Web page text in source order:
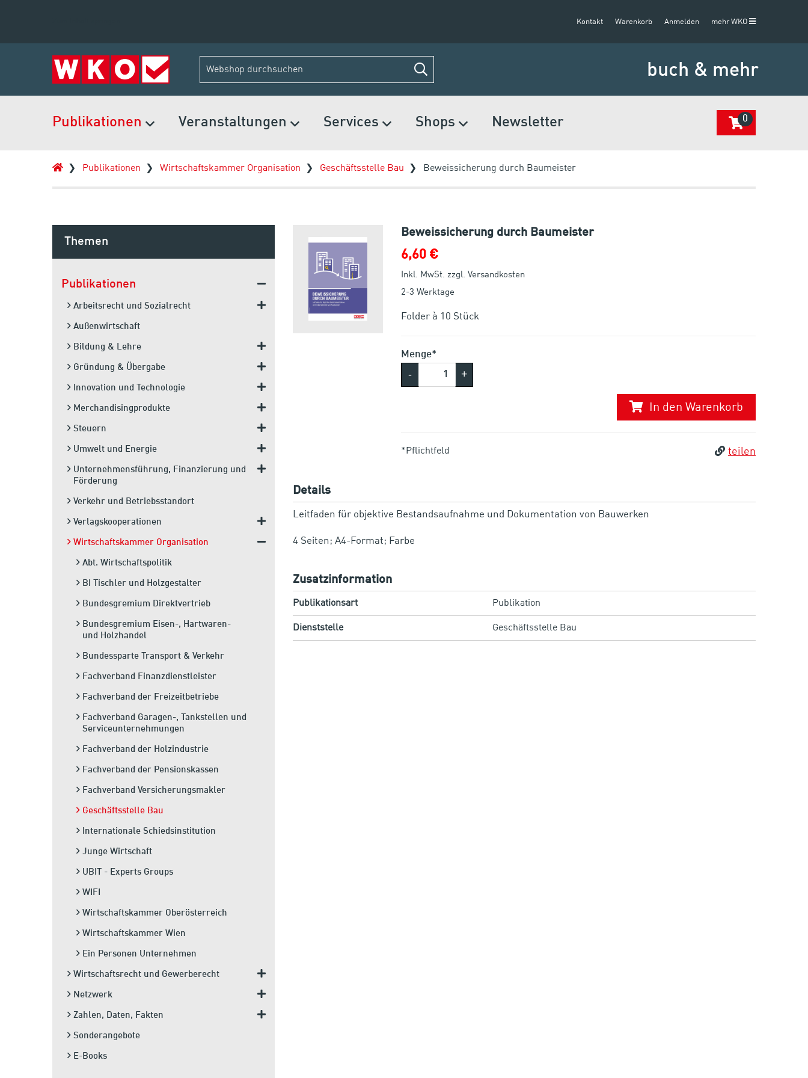
Kontakt Warenkorb Anmelden mehr WKO
buch & mehr
Publikationen Veranstaltungen Services Shops Newsletter 0
Publikationen Wirtschaftskammer Organisation Geschäftsstelle Bau Beweissicherung durch Baumeister
Themen
Publikationen
Arbeitsrecht und Sozialrecht
Außenwirtschaft
Bildung & Lehre
Gründung & Übergabe
Innovation und Technologie
Merchandisingprodukte
Steuern
Umwelt und Energie
Unternehmensführung, Finanzierung und
Förderung
Verkehr und Betriebsstandort
Verlagskooperationen
Wirtschaftskammer Organisation
Abt. Wirtschaftspolitik
BI Tischler und Holzgestalter
Bundesgremium Direktvertrieb
Bundesgremium Eisen-, Hartwaren-
und Holzhandel
Bundessparte Transport & Verkehr
Fachverband Finanzdienstleister
Fachverband der Freizeitbetriebe
Fachverband Garagen-, Tankstellen und
Serviceunternehmungen
Fachverband der Holzindustrie
Fachverband der Pensionskassen
Fachverband Versicherungsmakler
Geschäftsstelle Bau
Internationale Schiedsinstitution
Junge Wirtschaft
UBIT - Experts Groups
WIFI
Wirtschaftskammer Oberösterreich
Wirtschaftskammer Wien
Ein Personen Unternehmen
Wirtschaftsrecht und Gewerberecht
Netzwerk
Zahlen, Daten, Fakten
Sonderangebote
E-Books
Beweissicherung durch Baumeister
6,60 €
Inkl. MwSt. zzgl. Versandkosten
2-3 Werktage
Folder à 10 Stück
Menge*
- +
In den Warenkorb
*Pflichtfeld teilen
Details
Leitfaden für objektive Bestandsaufnahme und Dokumentation von Bauwerken
4 Seiten; A4-Format; Farbe
Zusatzinformation
Publikationsart Publikation
Dienststelle Geschäftsstelle Bau